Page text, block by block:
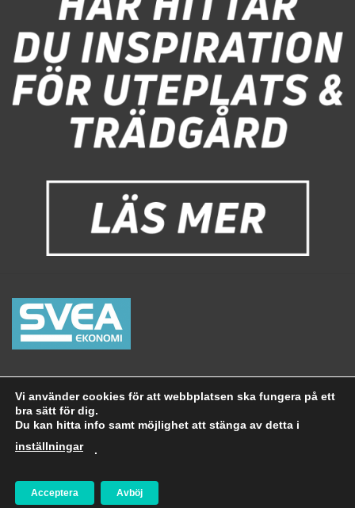
copyrightskyddat.
Vi använder cookies för att webbplatsen ska fungera på ett
bra sätt för dig.
Du kan hitta info samt möjlighet att stänga av detta i
inställningar
.
Acceptera Avböj